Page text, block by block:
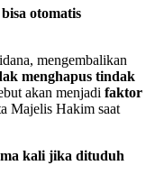
otomatis
mengembalikan
menghapus tindak
akan menjadi faktor
Majelis Hakim saat
kali jika dituduh